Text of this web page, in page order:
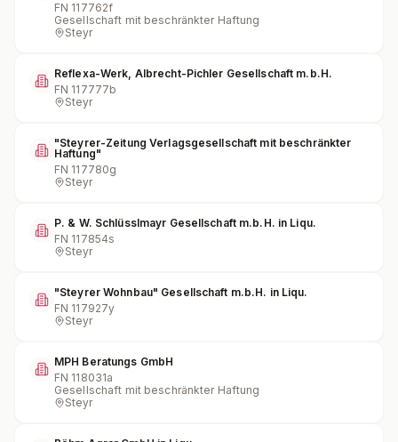
FN 117762f
Gesellschaft mit beschränkter Haftung
Steyr
Reflexa-Werk, Albrecht-Pichler Gesellschaft m.b.H.
FN 117777b
Steyr
"Steyrer-Zeitung Verlagsgesellschaft mit beschränkter
Haftung"
FN 117780g
Steyr
P. & W. Schlüsslmayr Gesellschaft m.b.H. in Liqu.
FN 117854s
Steyr
"Steyrer Wohnbau" Gesellschaft m.b.H. in Liqu.
FN 117927y
Steyr
MPH Beratungs GmbH
FN 118031a
Gesellschaft mit beschränkter Haftung
Steyr